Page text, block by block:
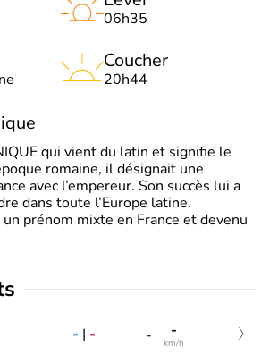
06h35
Coucher
20h44
qui vient du latin et signifie le
romaine, il désignait une
avec l’empereur. Son succès lui a
dans toute l’Europe latine.
prénom mixte en France et devenu
- | - - -
km/h